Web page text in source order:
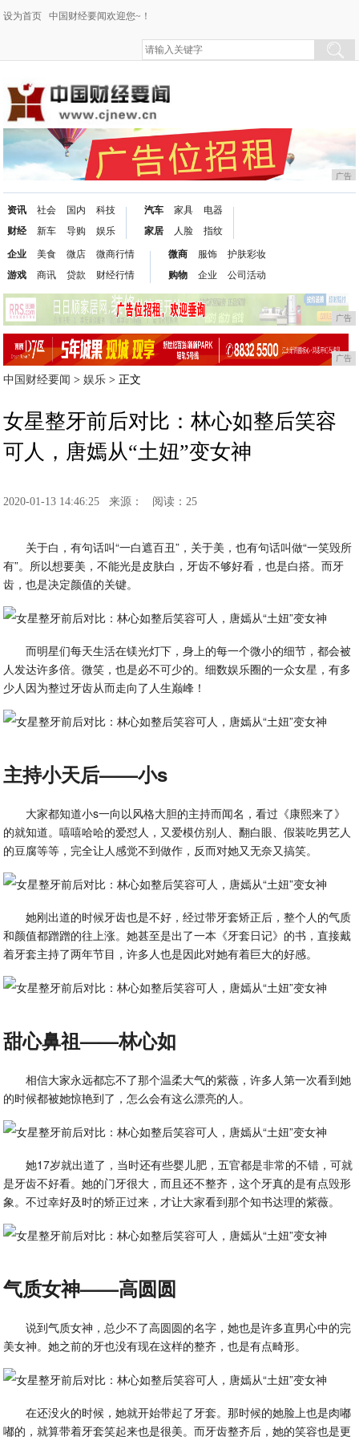
设为首页 中国财经要闻欢迎您~！
广告
资讯
财经
社会
新车
国内
导购
科技
娱乐
汽车
家居
家具
人脸
电器
指纹
企业
游戏
美食
商讯
微店
贷款
微商行情
财经行情
微商
购物
服饰
企业
护肤彩妆
公司活动
广告
广告
中国财经要闻 >娱乐 > 正文
女星整牙前后对比：林心如整后笑容
可人，唐嫣从“土妞”变女神
2020-01-13 14:46:25 来源： 阅读：25
关于白，有句话叫“一白遮百丑”，关于美，也有句话叫做“一笑毁所
有”。所以想要美，不能光是皮肤白，牙齿不够好看，也是白搭。而牙
齿，也是决定颜值的关键。
而明星们每天生活在镁光灯下，身上的每一个微小的细节，都会被
人发达许多倍。微笑，也是必不可少的。细数娱乐圈的一众女星，有多
少人因为整过牙齿从而走向了人生巅峰！
主持小天后——小s
大家都知道小s一向以风格大胆的主持而闻名，看过《康熙来了》
的就知道。嘻嘻哈哈的爱怼人，又爱模仿别人、翻白眼、假装吃男艺人
的豆腐等等，完全让人感觉不到做作，反而对她又无奈又搞笑。
她刚出道的时候牙齿也是不好，经过带牙套矫正后，整个人的气质
和颜值都蹭蹭的往上涨。她甚至是出了一本《牙套日记》的书，直接戴
着牙套主持了两年节目，许多人也是因此对她有着巨大的好感。
甜心鼻祖——林心如
相信大家永远都忘不了那个温柔大气的紫薇，许多人第一次看到她
的时候都被她惊艳到了，怎么会有这么漂亮的人。
她17岁就出道了，当时还有些婴儿肥，五官都是非常的不错，可就
是牙齿不好看。她的门牙很大，而且还不整齐，这个牙真的是有点毁形
象。不过幸好及时的矫正过来，才让大家看到那个知书达理的紫薇。
气质女神——高圆圆
说到气质女神，总少不了高圆圆的名字，她也是许多直男心中的完
美女神。她之前的牙也没有现在这样的整齐，也是有点畸形。
在还没火的时候，她就开始带起了牙套。那时候的她脸上也是肉嘟
嘟的，就算带着牙套笑起来也是很美。而牙齿整齐后，她的笑容也是更